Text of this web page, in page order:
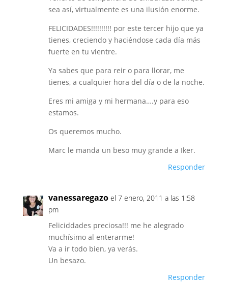
sea así, virtualmente es una ilusión enorme.
FELICIDADES!!!!!!!!!! por este tercer hijo que ya
tienes, creciendo y haciéndose cada día más
fuerte en tu vientre.
Ya sabes que para reir o para llorar, me
tienes, a cualquier hora del día o de la noche.
Eres mi amiga y mi hermana….y para eso
estamos.
Os queremos mucho.
Marc le manda un beso muy grande a Iker.
Responder
vanessaregazo el 7 enero, 2011 a las 1:58
pm
Feliciddades preciosa!!! me he alegrado
muchísimo al enterarme!
Va a ir todo bien, ya verás.
Un besazo.
Responder